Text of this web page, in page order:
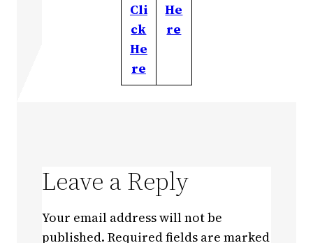
Cli
ck
He
re
He
re
Leave a Reply
Your email address will not be
published. Required fields are marked